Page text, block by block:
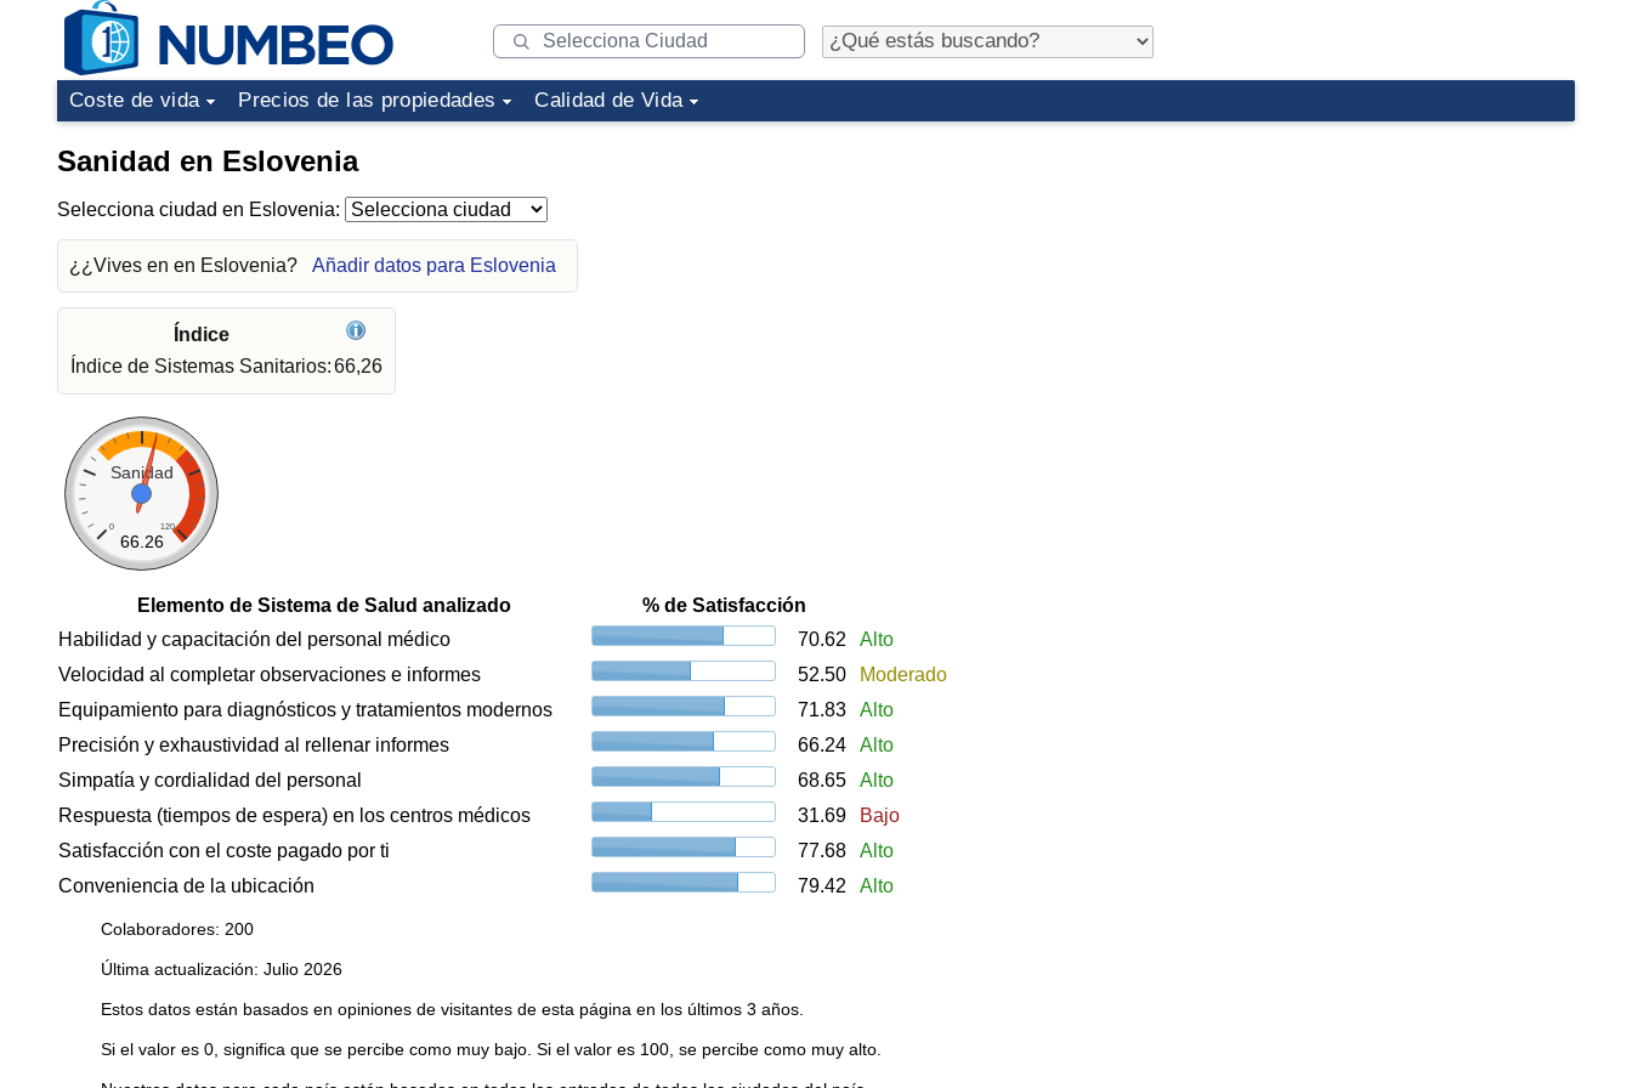
Coste de vida Precios de las propiedades Calidad de Vida
Sanidad en Eslovenia
Selecciona ciudad en Eslovenia:
¿¿Vives en en Eslovenia? Añadir datos para Eslovenia
Índice
Índice de Sistemas Sanitarios:66,26
Sanidad
0 120
66.26
Elemento de Sistema de Salud analizado
% de Satisfacción
Habilidad y capacitación del personal médico
70.62
Alto
Velocidad al completar observaciones e informes
52.50
Moderado
Equipamiento para diagnósticos y tratamientos modernos
71.83
Alto
Precisión y exhaustividad al rellenar informes
66.24
Alto
Simpatía y cordialidad del personal
68.65
Alto
Respuesta (tiempos de espera) en los centros médicos
31.69
Bajo
Satisfacción con el coste pagado por ti
77.68
Alto
Conveniencia de la ubicación
79.42 Alto
Colaboradores: 200
Última actualización: Julio 2026
Estos datos están basados en opiniones de visitantes de esta página en los últimos 3 años.
Si el valor es 0, significa que se percibe como muy bajo. Si el valor es 100, se percibe como muy alto.